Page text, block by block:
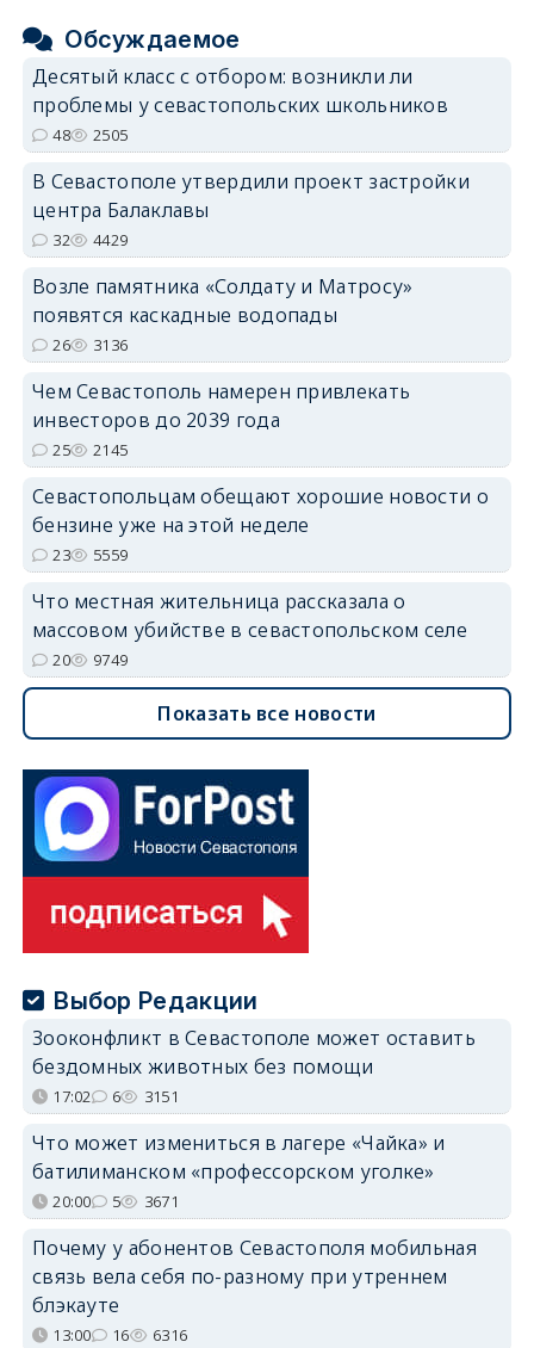
Обсуждаемое
Десятый класс с отбором: возникли ли
проблемы у севастопольских школьников
48 2505
В Севастополе утвердили проект застройки
центра Балаклавы
32 4429
Возле памятника «Солдату и Матросу»
появятся каскадные водопады
26 3136
Чем Севастополь намерен привлекать
инвесторов до 2039 года
25 2145
Севастопольцам обещают хорошие новости о
бензине уже на этой неделе
23 5559
Что местная жительница рассказала о
массовом убийстве в севастопольском селе
20 9749
Показать все новости
Выбор Редакции
Зооконфликт в Севастополе может оставить
бездомных животных без помощи
17:02 6 3151
Что может измениться в лагере «Чайка» и
батилиманском «профессорском уголке»
20:00 5 3671
Почему у абонентов Севастополя мобильная
связь вела себя по-разному при утреннем
блэкауте
13:00 16 6316